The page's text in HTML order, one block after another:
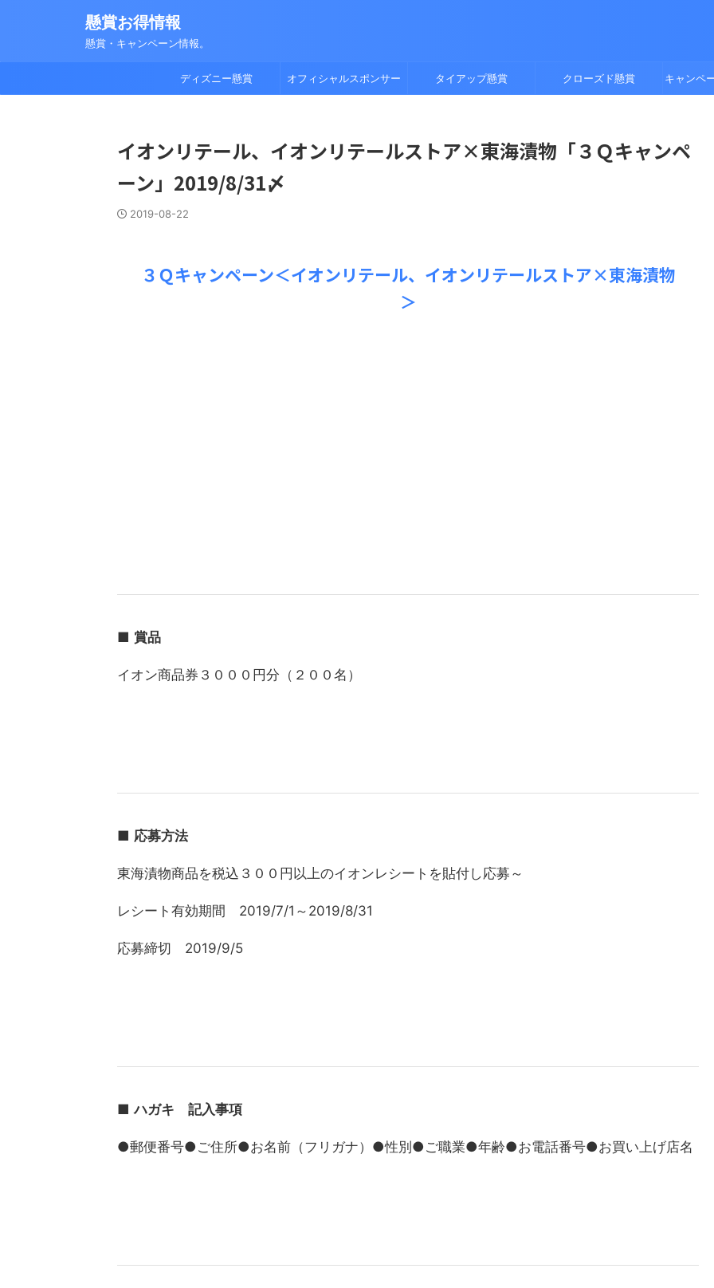
懸賞お得情報
懸賞・キャンペーン情報。
ディズニー懸賞 オフィシャルスポンサー タイアップ懸賞 クローズド懸賞 キャンペ
イオンリテール、イオンリテールストア×東海漬物「３Ｑキャンペ
ーン」2019/8/31〆
2019-08-22
３Ｑキャンペーン＜イオンリテール、イオンリテールストア×東海漬物
＞
■ 賞品
イオン商品券３０００円分（２００名）
■ 応募方法
東海漬物商品を税込３００円以上のイオンレシートを貼付し応募～
レシート有効期間 2019/7/1～2019/8/31
応募締切 2019/9/5
■ハガキ 記入事項
●郵便番号●ご住所●お名前（フリガナ）●性別●ご職業●年齢●お電話番号●お買い上げ店名